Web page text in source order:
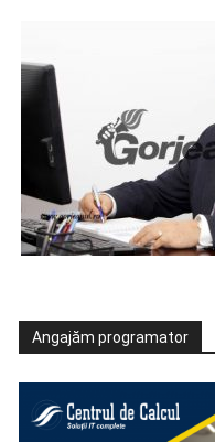
Angajăm programator